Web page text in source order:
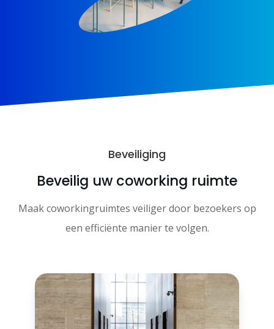
Beveiliging
Beveilig uw coworking ruimte
Maak coworkingruimtes veiliger door bezoekers op
een efficiënte manier te volgen.